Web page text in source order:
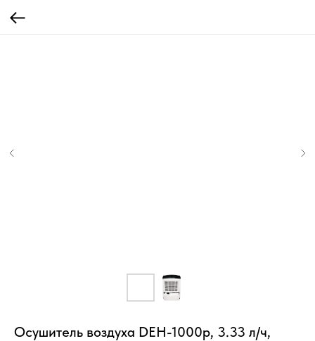
Осушитель воздуха DEH-1000p, 3.33 л/ч,